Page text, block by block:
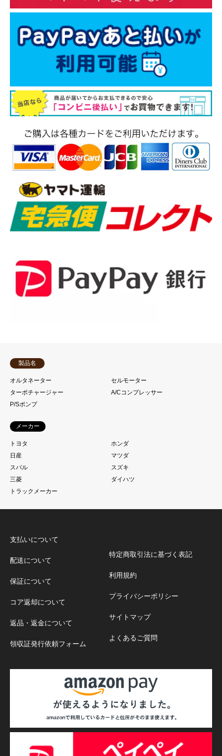
製品名
オルタネーター
セルモーター
ターボチャージャー
A/Cコンプレッサー
P/Sポンプ
メーカー
トヨタ
ホンダ
日産
マツダ
スバル
スズキ
三菱
ダイハツ
トラックメーカー
支払いについて
配送について
保証について
コア返却について
返品・返金について
領収証発行依頼フォーム
特定商取引法に基づく表記
利用規約
プライバシーポリシー
サイトマップ
よくあるご質問